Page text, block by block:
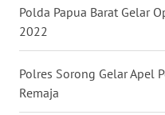
Polda Papua Barat Gelar
2022
Polres Sorong Gelar Apel
Remaja
WN
WN
KALTENG